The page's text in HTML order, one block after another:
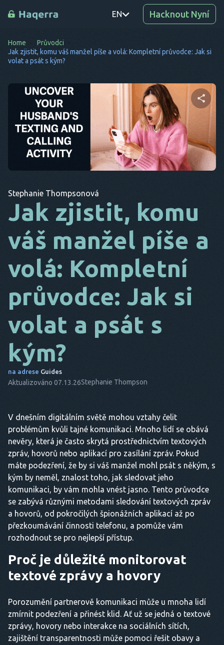
EN
PT
KO
EL
CS
DA
ADRESE
.
O.
NL
Hacknout Nyní
Home
Průvodci
Jak zjistit, komu váš manžel píše a volá: Kompletní průvodce: Jak si
volat a psát s kým?
Sdílet tento článek
Twitter Facebook Kopírovat odkaz
Stephanie Thompsonová
Jak zjistit, komu
váš manžel píše a
volá: Kompletní
průvodce: Jak si
volat a psát s
kým?
na adrese Guides
Aktualizováno 07.13.26Stephanie Thompson
V dnešním digitálním světě mohou vztahy čelit
problémům kvůli tajné komunikaci. Mnoho lidí se obává
nevěry, která je často skrytá prostřednictvím textových
zpráv, hovorů nebo aplikací pro zasílání zpráv. Pokud
máte podezření, že by si váš manžel mohl psát s někým, s
kým by neměl, znalost toho, jak sledovat jeho
komunikaci, by vám mohla vnést jasno. Tento průvodce
se zabývá různými metodami sledování textových zpráv
a hovorů, od pokročilých špionážních aplikací až po
přezkoumávání činnosti telefonu, a pomůže vám
rozhodnout se pro nejlepší přístup.
Proč je důležité monitorovat
textové zprávy a hovory
Porozumění partnerově komunikaci může u mnoha lidí
zmírnit podezření a přinést klid. Ať už se jedná o textové
zprávy, hovory nebo interakce na sociálních sítích,
zajištění transparentnosti může pomoci řešit obavy a